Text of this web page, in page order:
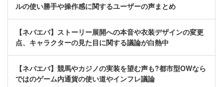
ルの使い勝手や操作感に関するユーザーの声まとめ
【ネバエバ】ストーリー展開への本音や衣装デザインの変更
点、キャラクターの見た目に関する議論が白熱中
【ネバエバ】競馬やカジノの実装を望む声も?都市型OWなら
ではのゲーム内通貨の使い道やインフレ議論